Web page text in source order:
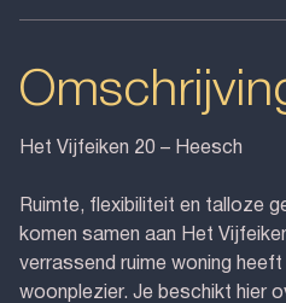
Het Vijfeiken 20 – Heesch
Ruimte, flexibiliteit en talloze
komen samen aan Het
verrassend ruime woning
woonplezier. Je beschikt hier